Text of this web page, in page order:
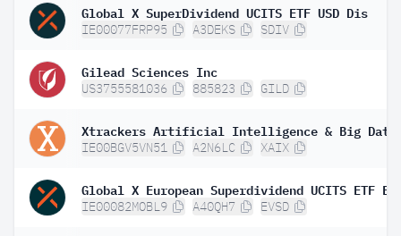
Global X SuperDividend UCITS ETF USD Dis
IE00077FRP95 A3DEKS SDIV
Gilead Sciences Inc
US3755581036 885823 GILD
IE00BGV5VN51 A2N6LC XAIX
IE00082MOBL9 A40QH7 EVSD